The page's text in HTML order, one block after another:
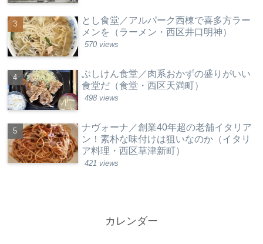
とし食堂／アルパーク西棟で喜多方ラー
メンを（ラーメン・西区井口明神）
570 views
ぶしけん食堂／肉系おかずの盛りがいい
食堂だ（食堂・西区天満町）
498 views
ナヴォーナ／創業40年超の老舗イタリア
ン！素朴な味付けは狙いなのか（イタリ
ア料理・西区草津新町）
421 views
カレンダー